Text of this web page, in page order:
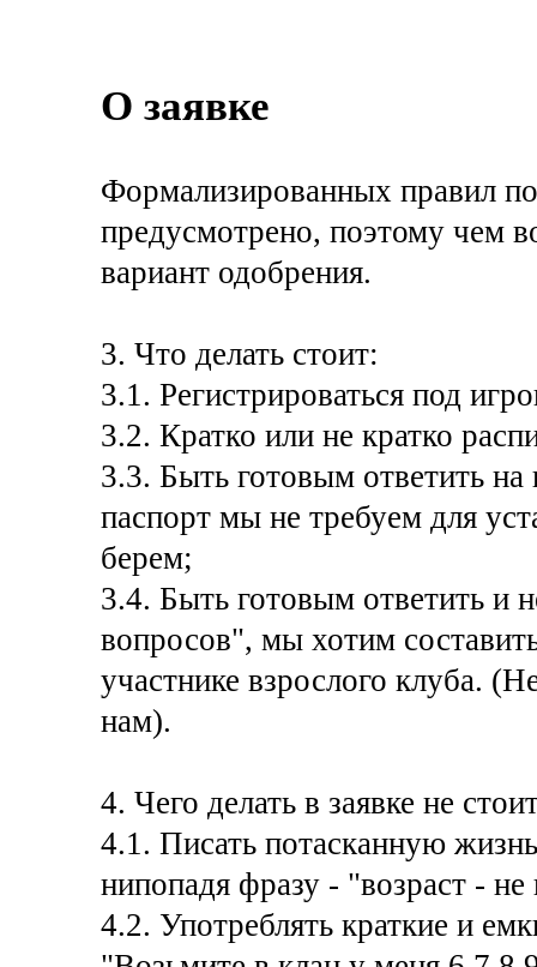
О заявке
Формализированных правил
предусмотрено, поэтому чем
вариант одобрения.
3. Что делать стоит:
3.1. Регистрироваться под
3.2. Кратко или не кратко
3.3. Быть готовым ответить
паспорт мы не требуем для
берем;
3.4. Быть готовым ответить и
вопросов", мы хотим
участнике взрослого клуба.
нам).
4. Чего делать в заявке не
4.1. Писать потасканную
нипопадя фразу - "возраст - не
4.2. Употреблять краткие и